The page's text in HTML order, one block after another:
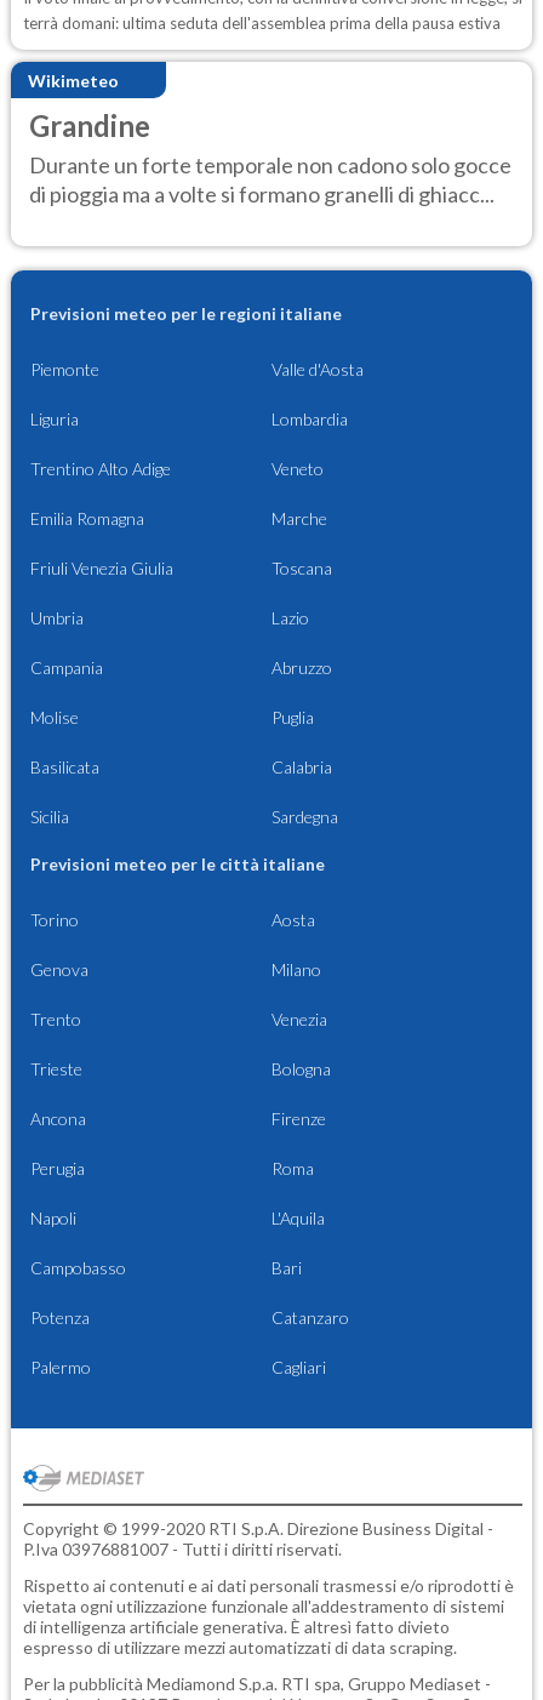
terrà domani: ultima seduta dell'assemblea prima della pausa estiva
Wikimeteo
Grandine
Durante un forte temporale non cadono solo gocce
di pioggia ma a volte si formano granelli di ghiacc...
Previsioni meteo per le regioni italiane
Piemonte Valle d'Aosta
Liguria Lombardia
Trentino Alto Adige Veneto
Emilia Romagna Marche
Friuli Venezia Giulia Toscana
Umbria Lazio
Campania Abruzzo
Molise Puglia
Basilicata Calabria
Sicilia Sardegna
Previsioni meteo per le città italiane
Torino Aosta
Genova Milano
Trento Venezia
Trieste Bologna
Ancona Firenze
Perugia Roma
Napoli L'Aquila
Campobasso Bari
Potenza Catanzaro
Palermo Cagliari
Copyright © 1999-2020 RTI S.p.A. Direzione Business Digital -
P.Iva 03976881007 - Tutti i diritti riservati.
Rispetto ai contenuti e ai dati personali trasmessi e/o riprodotti è
vietata ogni utilizzazione funzionale all'addestramento di sistemi
di intelligenza artificiale generativa. È altresì fatto divieto
espresso di utilizzare mezzi automatizzati di data scraping.
Per la pubblicità Mediamond S.p.a. RTI spa, Gruppo Mediaset -